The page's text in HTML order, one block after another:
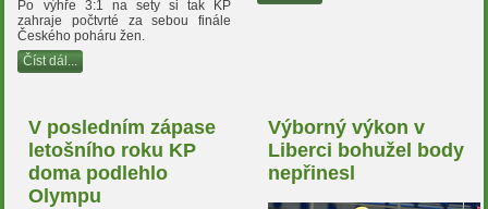
Po výhře 3:1 na sety si tak KP
zahraje počtvrté za sebou finále
Českého poháru žen.
Číst dál...
V posledním zápase
letošního roku KP
doma podlehlo
Olympu
Výborný výkon v
Liberci bohužel body
nepřinesl